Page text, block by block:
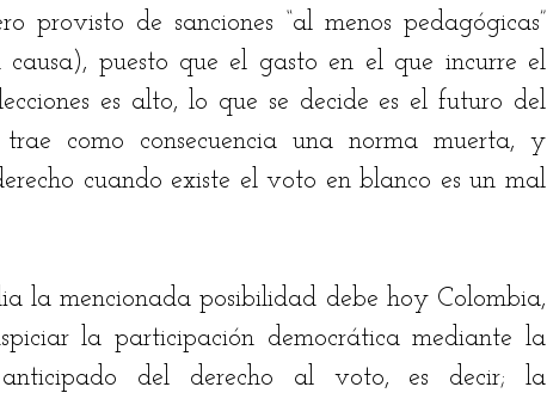
provisto de sanciones “al menos pedagógicas”
causa), puesto que el gasto en el que incurre el
es alto, lo que se decide es el futuro del
como consecuencia una norma muerta, y
cuando existe el voto en blanco es un mal
la mencionada posibilidad debe hoy Colombia,
la participación democrática mediante la
anticipado del derecho al voto, es decir; la